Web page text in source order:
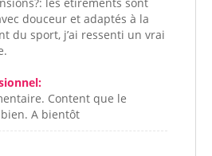
les étirements sont
douceur et adaptés à la
du sport, j’ai ressenti un vrai
Content que le
A bientôt